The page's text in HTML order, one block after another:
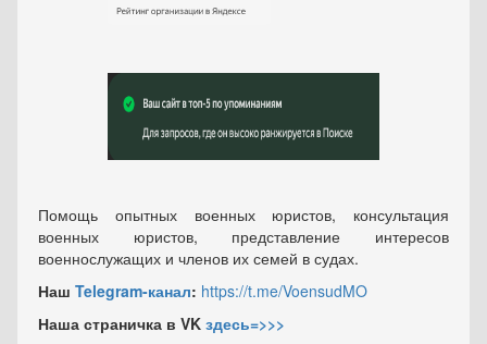
Помощь опытных военных юристов, консультация
военных юристов, представление интересов
военнослужащих и членов их семей в судах.
Наш Telegram-канал: https://t.me/VoensudMO
Наша страничка в VK здесь=>>>